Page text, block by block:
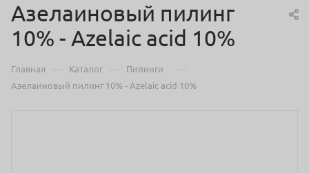
Азелаиновый пилинг
10% - Azelaic acid 10%
Главная — Каталог — Пилинги —
Азелаиновый пилинг 10% - Azelaic acid 10%